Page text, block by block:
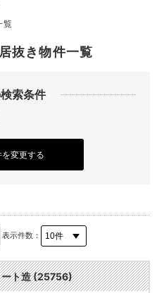
覧
抜き物件一覧
索条件
変更する
表示件数：
ート造 (25756)